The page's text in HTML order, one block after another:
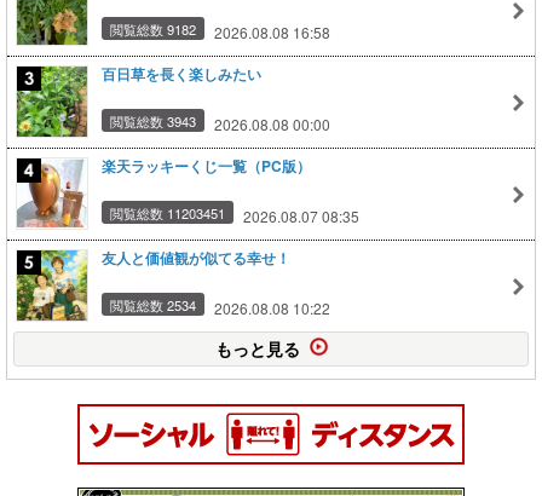
閲覧総数 9182 2026.08.08 16:58
百日草を長く楽しみたい
閲覧総数 3943 2026.08.08 00:00
楽天ラッキーくじ一覧（PC版）
閲覧総数 11203451 2026.08.07 08:35
友人と価値観が似てる幸せ！
閲覧総数 2534 2026.08.08 10:22
もっと見る